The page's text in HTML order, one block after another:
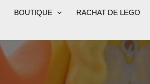
BOUTIQUE
RACHAT DE LEGO